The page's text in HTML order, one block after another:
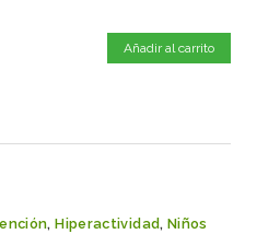
Añadir al carrito
,Hiperactividad, Niños